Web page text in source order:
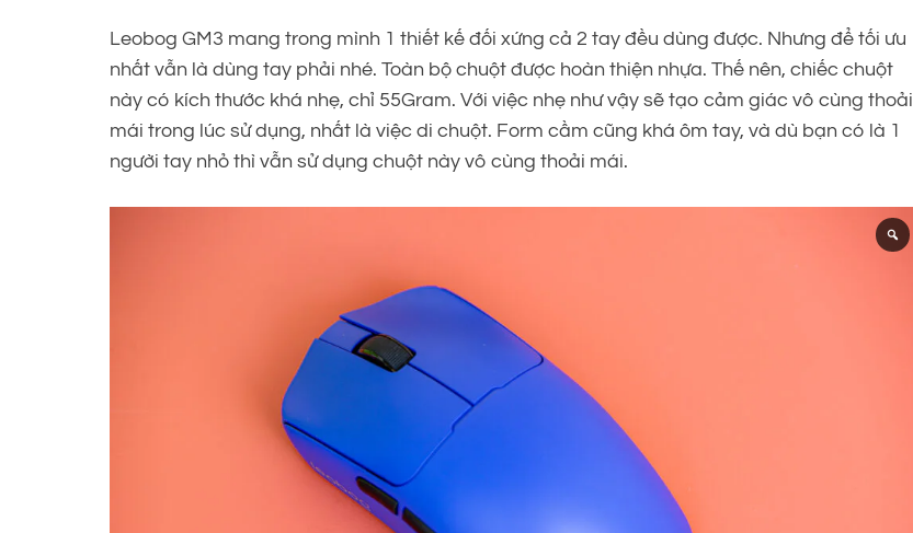
Leobog GM3 mang trong mình 1 thiết kế đối xứng cả 2 tay đều dùng được. Nhưng để tối ưu
nhất vẫn là dùng tay phải nhé. Toàn bộ chuột được hoàn thiện nhựa. Thế nên, chiếc chuột
này có kích thước khá nhẹ, chỉ 55Gram. Với việc nhẹ như vậy sẽ tạo cảm giác vô cùng thoải
mái trong lúc sử dụng, nhất là việc di chuột. Form cầm cũng khá ôm tay, và dù bạn có là 1
người tay nhỏ thì vẫn sử dụng chuột này vô cùng thoải mái.